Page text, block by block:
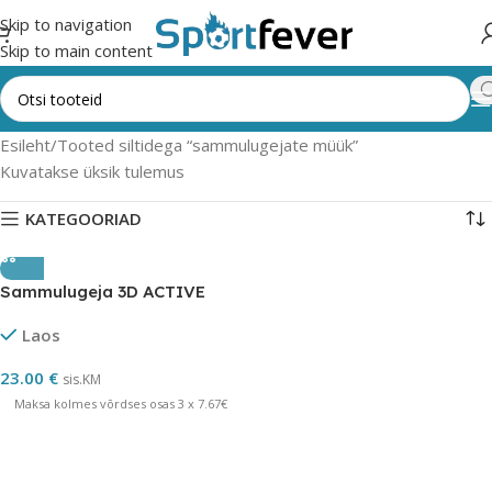
Skip to navigation
Skip to main content
Esileht Tooted siltidega “sammulugejate müük”
Kuvatakse üksik tulemus
KATEGOORIAD
Sammulugeja 3D ACTIVE
Laos
23.00 € sis.KM
Maksa kolmes võrdses osas 3 x 7.67€